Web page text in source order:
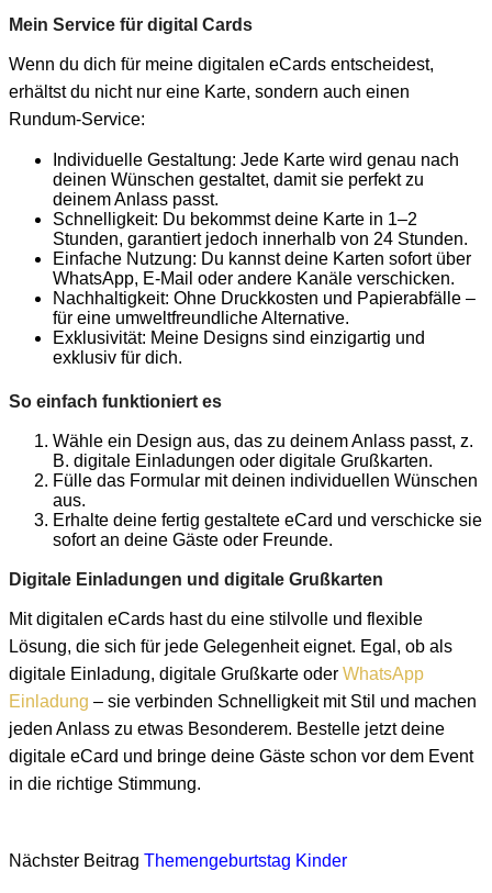
Mein Service für digital Cards
Wenn du dich für meine digitalen eCards entscheidest,
erhältst du nicht nur eine Karte, sondern auch einen
Rundum-Service:
Individuelle Gestaltung: Jede Karte wird genau nach
deinen Wünschen gestaltet, damit sie perfekt zu
deinem Anlass passt.
Schnelligkeit: Du bekommst deine Karte in 1–2
Stunden, garantiert jedoch innerhalb von 24 Stunden.
Einfache Nutzung: Du kannst deine Karten sofort über
WhatsApp, E-Mail oder andere Kanäle verschicken.
Nachhaltigkeit: Ohne Druckkosten und Papierabfälle –
für eine umweltfreundliche Alternative.
Exklusivität: Meine Designs sind einzigartig und
exklusiv für dich.
So einfach funktioniert es
Wähle ein Design aus, das zu deinem Anlass passt, z.
B. digitale Einladungen oder digitale Grußkarten.
Fülle das Formular mit deinen individuellen Wünschen
aus.
Erhalte deine fertig gestaltete eCard und verschicke sie
sofort an deine Gäste oder Freunde.
Digitale Einladungen und digitale Grußkarten
Mit digitalen eCards hast du eine stilvolle und flexible
Lösung, die sich für jede Gelegenheit eignet. Egal, ob als
digitale Einladung, digitale Grußkarte oder WhatsApp
Einladung – sie verbinden Schnelligkeit mit Stil und machen
jeden Anlass zu etwas Besonderem. Bestelle jetzt deine
digitale eCard und bringe deine Gäste schon vor dem Event
in die richtige Stimmung.
Nächster Beitrag Themengeburtstag Kinder